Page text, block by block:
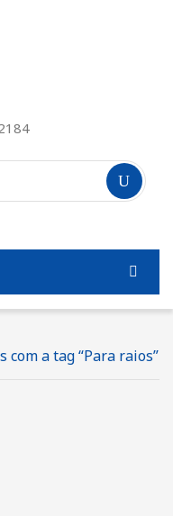
com a tag “Para raios”